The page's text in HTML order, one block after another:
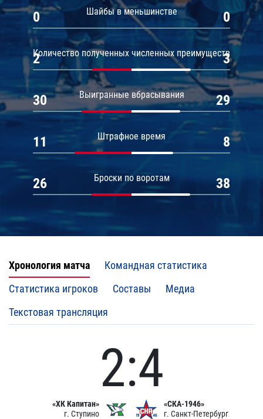
Шайбы в меньшинстве
0 0
Количество полученных численных преимуществ
2 3
Выигранные вбрасывания
30 29
Штрафное время
11 8
Броски по воротам
26 38
Хронология матча
Командная статистика
Статистика игроков
Составы
Медиа
Текстовая трансляция
«ХК Капитан»
г. Ступино
2:4
«СКА-1946»
г. Санкт-Петербург